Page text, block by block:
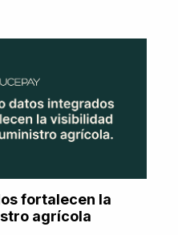
fortalecen la
agrícola